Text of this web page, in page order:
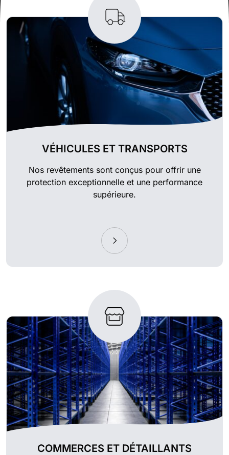
VÉHICULES ET TRANSPORTS
Nos revêtements sont conçus pour offrir une
protection exceptionnelle et une performance
supérieure.
COMMERCES ET DÉTAILLANTS